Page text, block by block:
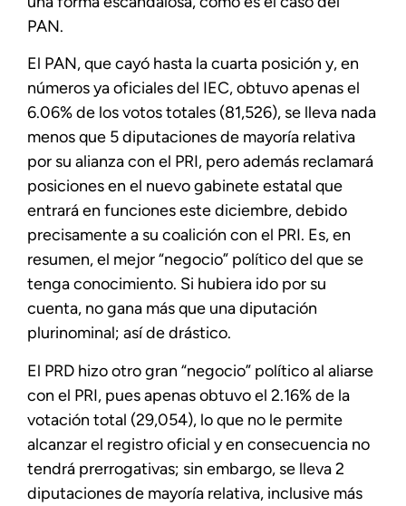
PAN.
El PAN, que cayó hasta la cuarta posición y, en
números ya oficiales del IEC, obtuvo apenas el
6.06% de los votos totales (81,526), se lleva nada
menos que 5 diputaciones de mayoría relativa
por su alianza con el PRI, pero además reclamará
posiciones en el nuevo gabinete estatal que
entrará en funciones este diciembre, debido
precisamente a su coalición con el PRI. Es, en
resumen, el mejor “negocio” político del que se
tenga conocimiento. Si hubiera ido por su
cuenta, no gana más que una diputación
plurinominal; así de drástico.
El PRD hizo otro gran “negocio” político al aliarse
con el PRI, pues apenas obtuvo el 2.16% de la
votación total (29,054), lo que no le permite
alcanzar el registro oficial y en consecuencia no
tendrá prerrogativas; sin embargo, se lleva 2
diputaciones de mayoría relativa, inclusive más